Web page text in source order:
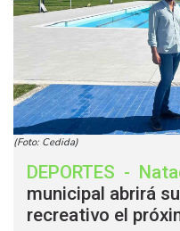
(Foto: Cedida)
DEPORTES -
municipal abrirá
recreativo el